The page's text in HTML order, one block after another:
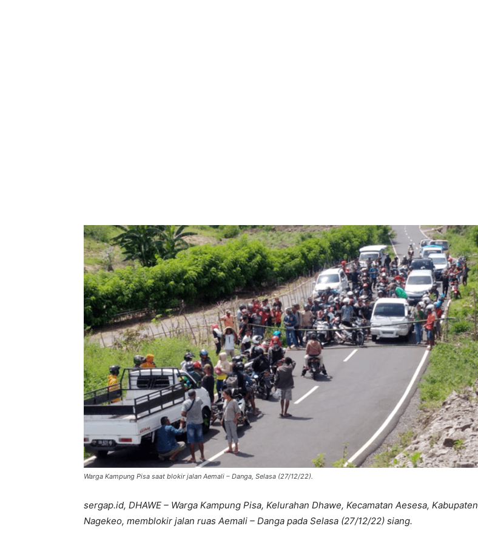
Warga Kampung Pisa saat blokir jalan Aemali – Danga, Selasa (27/12/22).
sergap.id, DHAWE – Warga Kampung Pisa, Kelurahan Dhawe, Kecamatan Aesesa, Kabupaten
Nagekeo, memblokir jalan ruas Aemali – Danga pada Selasa (27/12/22) siang.